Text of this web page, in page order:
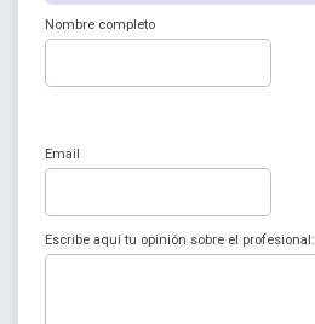
Nombre completo
Email
Escribe aquí tu opinión sobre el profesional: